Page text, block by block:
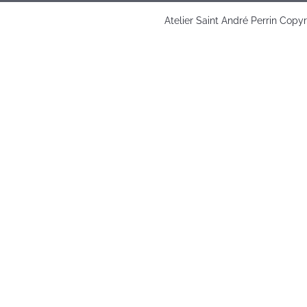
Atelier Saint André Perrin